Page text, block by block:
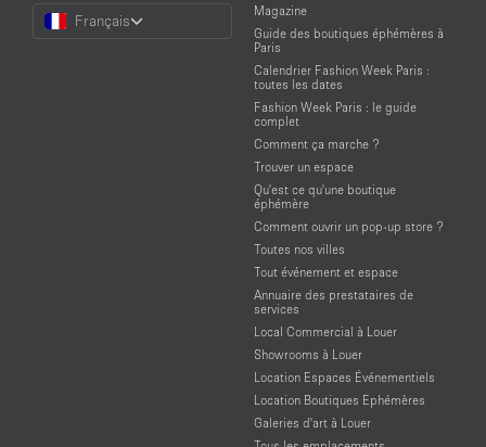
Choose
Language
Français
Magazine
Guide des boutiques éphémères à
Paris
Calendrier Fashion Week Paris :
toutes les dates
Fashion Week Paris : le guide
complet
Comment ça marche ?
Trouver un espace
Qu'est ce qu'une boutique
éphémère
Comment ouvrir un pop-up store ?
Toutes nos villes
Tout événement et espace
Annuaire des prestataires de
services
Local Commercial à Louer
Showrooms à Louer
Location Espaces Événementiels
Location Boutiques Ephémères
Galeries d'art à Louer